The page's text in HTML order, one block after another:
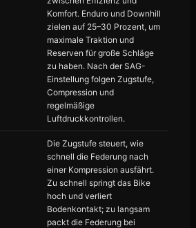
Komfort. Enduro und Downhill
zielen auf 25–30 Prozent, um
maximale Traktion und
Reserven für große Schläge
zu haben. Nach der SAG-
Einstellung folgen Zugstufe,
Compression und
regelmäßige
Luftdruckkontrollen.
Die Zugstufe steuert, wie
schnell die Federung nach
einer Kompression ausfährt.
Zu schnell springt das Bike
hoch und verliert
Bodenkontakt; zu langsam
packt die Federung bei